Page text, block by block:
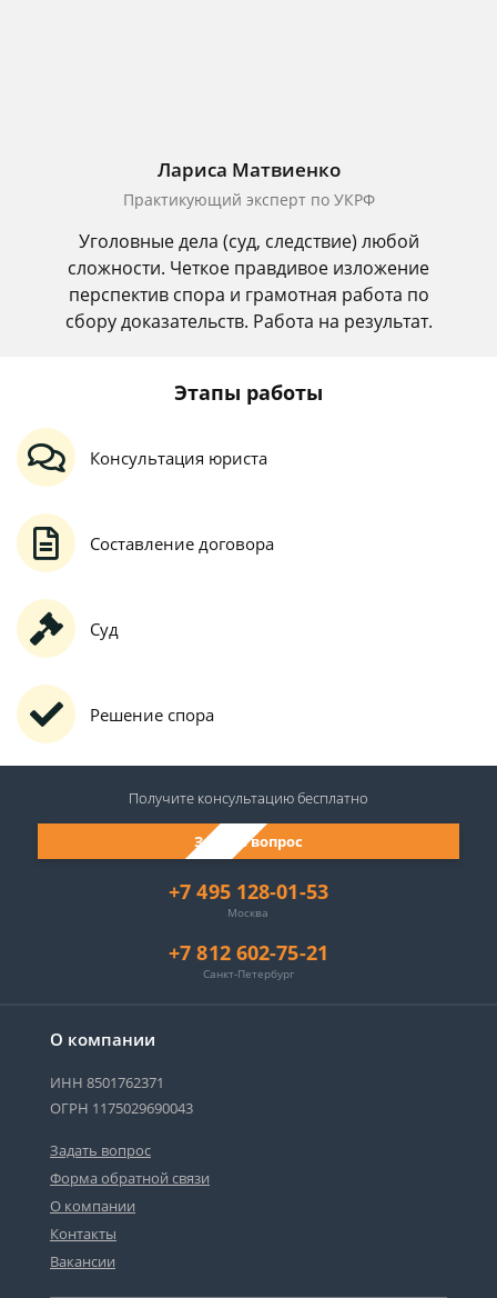
Лариса Матвиенко
Практикующий эксперт по УКРФ
Уголовные дела (суд, следствие) любой
сложности. Четкое правдивое изложение
перспектив спора и грамотная работа по
сбору доказательств. Работа на результат.
Этапы работы
Консультация юриста
Составление договора
Суд
Решение спора
О компании
ИНН 8501762371
ОГРН 1175029690043
Задать вопрос
Форма обратной связи
О компании
Контакты
Вакансии
+7 495 128-01-53
Москва
+7 812 602-75-21
Санкт-Петербург
Задать вопрос
Получите консультациюбесплатно